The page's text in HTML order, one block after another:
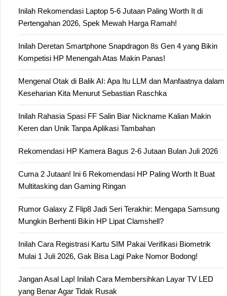
Inilah Rekomendasi Laptop 5-6 Jutaan Paling Worth It di
Pertengahan 2026, Spek Mewah Harga Ramah!
Inilah Deretan Smartphone Snapdragon 8s Gen 4 yang Bikin
Kompetisi HP Menengah Atas Makin Panas!
Mengenal Otak di Balik AI: Apa Itu LLM dan Manfaatnya dalam
Keseharian Kita Menurut Sebastian Raschka
Inilah Rahasia Spasi FF Salin Biar Nickname Kalian Makin
Keren dan Unik Tanpa Aplikasi Tambahan
Rekomendasi HP Kamera Bagus 2-6 Jutaan Bulan Juli 2026
Cuma 2 Jutaan! Ini 6 Rekomendasi HP Paling Worth It Buat
Multitasking dan Gaming Ringan
Rumor Galaxy Z Flip8 Jadi Seri Terakhir: Mengapa Samsung
Mungkin Berhenti Bikin HP Lipat Clamshell?
Inilah Cara Registrasi Kartu SIM Pakai Verifikasi Biometrik
Mulai 1 Juli 2026, Gak Bisa Lagi Pake Nomor Bodong!
Jangan Asal Lap! Inilah Cara Membersihkan Layar TV LED
yang Benar Agar Tidak Rusak